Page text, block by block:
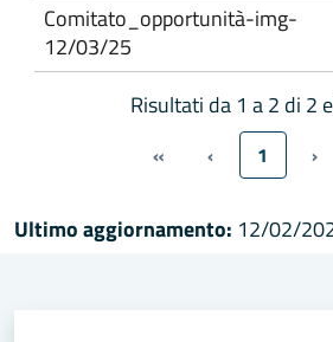
Comitato_opportunità-img-
12/03/25
Risultati da 1 a 2 di 2
« ‹ 1 ›
Ultimo aggiornamento: 12/02/